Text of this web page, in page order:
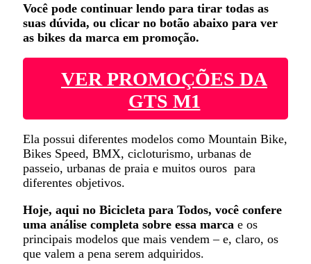
Você pode continuar lendo para tirar todas as
suas dúvida, ou clicar no botão abaixo para ver
as bikes da marca em promoção.
VER PROMOÇÕES DA
GTS M1
Ela possui diferentes modelos como Mountain Bike,
Bikes Speed, BMX, cicloturismo, urbanas de
passeio, urbanas de praia e muitos ouros para
diferentes objetivos.
Hoje, aqui no Bicicleta para Todos, você confere
uma análise completa sobre essa marca e os
principais modelos que mais vendem – e, claro, os
que valem a pena serem adquiridos.